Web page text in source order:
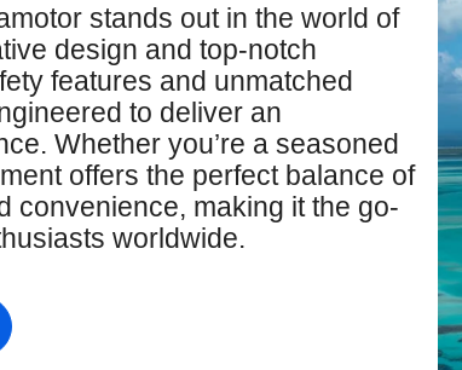
stands out in the world of
design and top-notch
features and unmatched
to deliver an
Whether you’re a seasoned
offers the perfect balance of
convenience, making it the go-
worldwide.